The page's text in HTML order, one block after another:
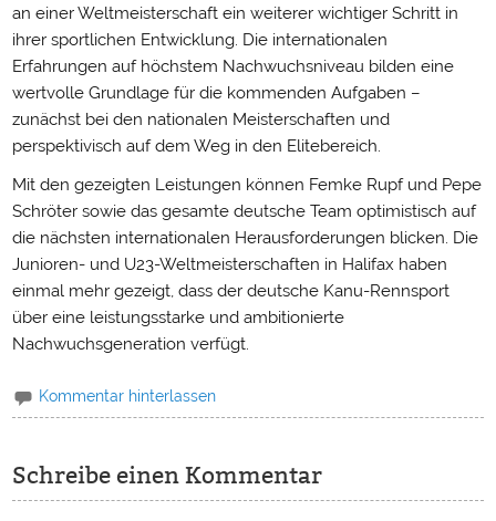
an einer Weltmeisterschaft ein weiterer wichtiger Schritt in
ihrer sportlichen Entwicklung. Die internationalen
Erfahrungen auf höchstem Nachwuchsniveau bilden eine
wertvolle Grundlage für die kommenden Aufgaben –
zunächst bei den nationalen Meisterschaften und
perspektivisch auf dem Weg in den Elitebereich.
Mit den gezeigten Leistungen können Femke Rupf und Pepe
Schröter sowie das gesamte deutsche Team optimistisch auf
die nächsten internationalen Herausforderungen blicken. Die
Junioren- und U23-Weltmeisterschaften in Halifax haben
einmal mehr gezeigt, dass der deutsche Kanu-Rennsport
über eine leistungsstarke und ambitionierte
Nachwuchsgeneration verfügt.
Kommentar hinterlassen
Schreibe einen Kommentar